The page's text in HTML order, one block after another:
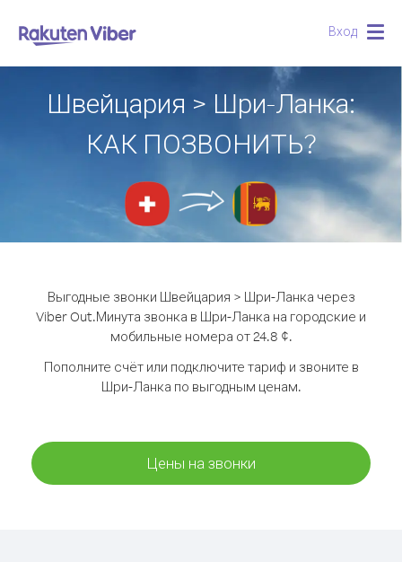
Вход
Швейцария > Шри-Ланка:
КАК ПОЗВОНИТЬ?
Выгодные звонки Швейцария > Шри-Ланка через
Viber Out.Минута звонка в Шри-Ланка на городские и
мобильные номера от 24.8 ¢.
Пополните счёт или подключите тариф и звоните в
Шри-Ланка по выгодным ценам.
Цены на звонки